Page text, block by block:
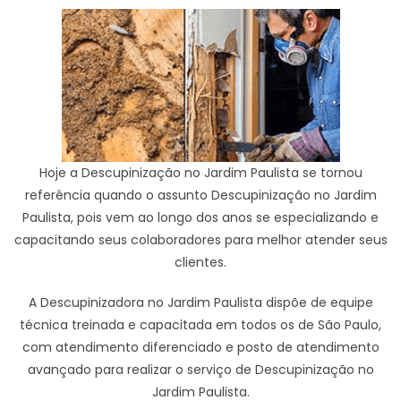
Hoje a Descupinização no Jardim Paulista se tornou
referência quando o assunto Descupinização no Jardim
Paulista, pois vem ao longo dos anos se especializando e
capacitando seus colaboradores para melhor atender seus
clientes.
A Descupinizadora no Jardim Paulista dispõe de equipe
técnica treinada e capacitada em todos os de São Paulo,
com atendimento diferenciado e posto de atendimento
avançado para realizar o serviço de Descupinização no
Jardim Paulista.